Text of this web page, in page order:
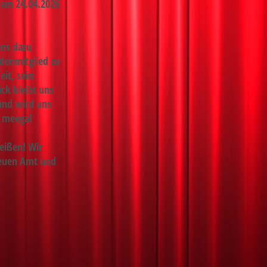
24.04.2026
dazu
zu
sein
bleibt uns
wird uns
Wir
Amt und